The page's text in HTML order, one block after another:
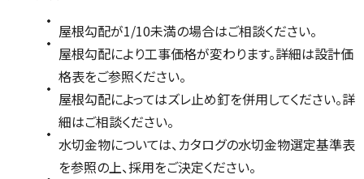
屋根勾配が1/10未満の場合はご相談ください。
屋根勾配により工事価格が変わります。詳細は設計価
格表をご参照ください。
屋根勾配によってはズレ止め釘を併用してください。詳
細はご相談ください。
水切金物については、カタログの水切金物選定基準表
を参照の上、採用をご決定ください。